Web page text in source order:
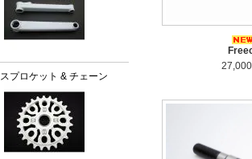
スプロケット & チェーン